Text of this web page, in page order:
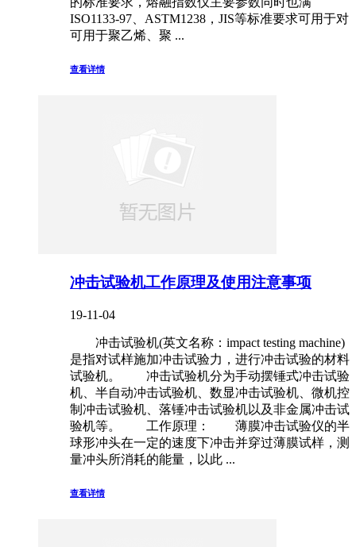
ISO1133-97、ASTM1238，JIS等标准要求可用于对
可用于聚乙烯、聚 ...
查看详情
冲击试验机工作原理及使用注意事项
19-11-04
冲击试验机(英文名称：impact testing machine)
是指对试样施加冲击试验力，进行冲击试验的材料
试验机。 冲击试验机分为手动摆锤式冲击试验
机、半自动冲击试验机、数显冲击试验机、微机控
制冲击试验机、落锤冲击试验机以及非金属冲击试
验机等。 工作原理： 薄膜冲击试验仪的半
球形冲头在一定的速度下冲击并穿过薄膜试样，测
量冲头所消耗的能量，以此 ...
查看详情